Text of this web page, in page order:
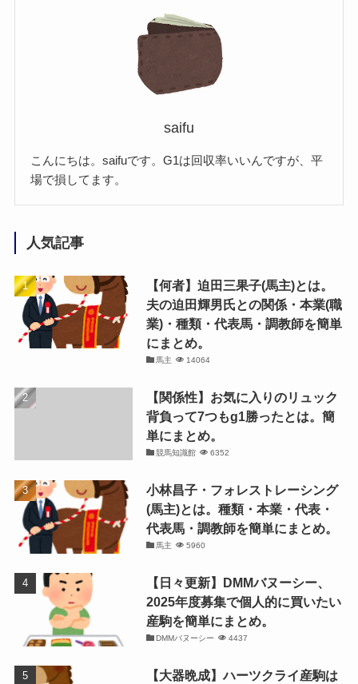
saifu
こんにちは。saifuです。G1は回収率いいんですが、平
場で損してます。
人気記事
【何者】迫田三果子(馬主)とは。
夫の迫田輝男氏との関係・本業(職
業)・種類・代表馬・調教師を簡単
にまとめ。
馬主 14064
【関係性】お気に入りのリュック
背負って7つもg1勝ったとは。簡
単にまとめ。
競馬知識館 6352
小林昌子・フォレストレーシング
(馬主)とは。種類・本業・代表・
代表馬・調教師を簡単にまとめ。
馬主 5960
【日々更新】DMMバヌーシー、
2025年度募集で個人的に買いたい
産駒を簡単にまとめ。
DMMバヌーシー 4437
【大器晩成】ハーツクライ産駒は